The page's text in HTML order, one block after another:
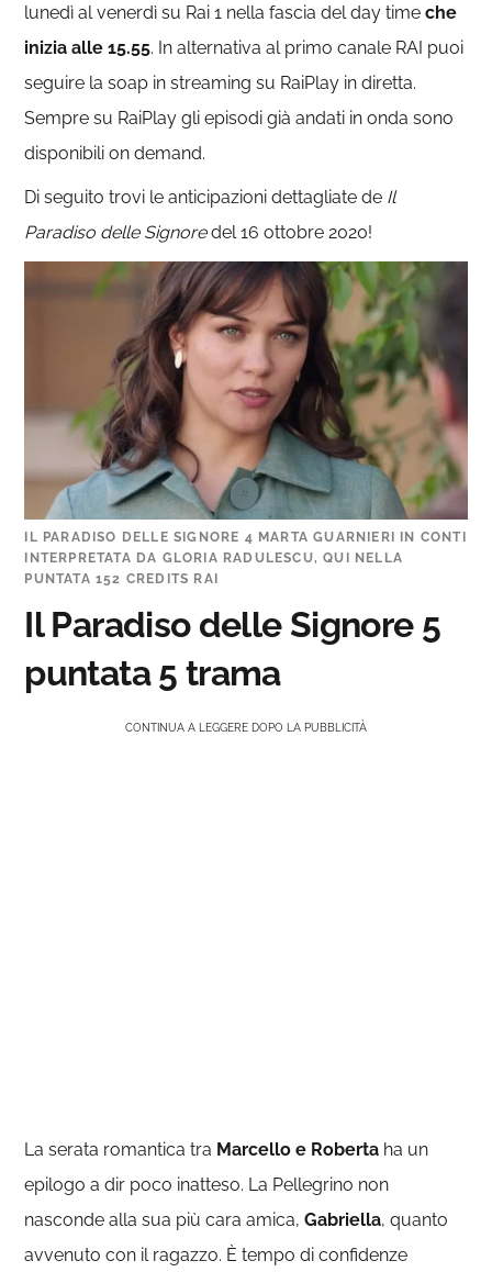
lunedì al venerdì su Rai 1 nella fascia del day timeche
inizia alle 15.55. In alternativa al primo canale RAI puoi
seguire la soap in streaming su RaiPlay in diretta.
Sempre su RaiPlay gli episodi già andati in onda sono
disponibili on demand.
Di seguito trovi le anticipazioni dettagliate de Il
Paradiso delle Signoredel 16 ottobre 2020!
IL PARADISO DELLE SIGNORE 4 MARTA GUARNIERI IN CONTI
INTERPRETATA DA GLORIA RADULESCU, QUI NELLA
PUNTATA 152 CREDITS RAI
Il Paradiso delle Signore 5
puntata 5 trama
CONTINUA A LEGGERE DOPO LA PUBBLICITÀ
La serata romantica tra Marcello e Roberta ha un
epilogo a dir poco inatteso. La Pellegrino non
nasconde alla sua più cara amica,Gabriella, quanto
avvenuto con il ragazzo. È tempo di confidenze